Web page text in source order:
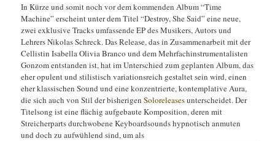
In Kürze und somit noch vor dem kommenden Album “Time
Machine” erscheint unter dem Titel “Destroy, She Said” eine neue,
zwei exklusive Tracks umfassende EP des Musikers, Autors und
Lehrers Nikolas Schreck. Das Release, das in Zusammenarbeit mit der
Cellistin Isabella Olivia Branco und dem Mehrfachinstrumentalisten
Gonzom entstanden ist, hat im Unterschied zum geplanten Album, das
eher opulent und stilistisch variationsreich gestaltet sein wird, einen
eher klassischen Sound und eine konzentrierte, kontemplative Aura,
die sich auch von Stil der bisherigenSoloreleasesunterscheidet. Der
Titelsong ist eine flächig aufgebaute Komposition, deren mit
Streicherparts durchwobene Keyboardsounds hypnotisch anmuten
und doch zu aufwühlend sind, um als